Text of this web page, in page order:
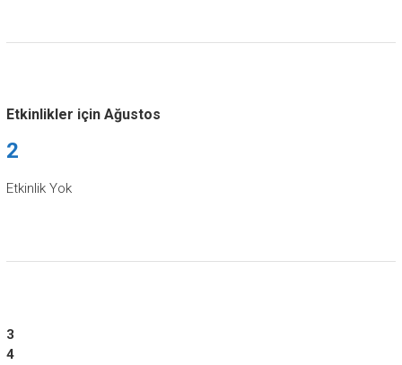
Etkinlikler için Ağustos
2
Etkinlik Yok
3
4